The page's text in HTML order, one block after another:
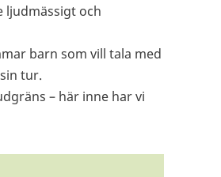
ljudmässigt och
barn som vill tala med
tur.
– här inne har vi